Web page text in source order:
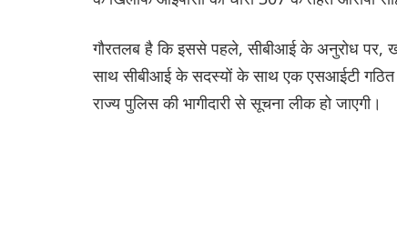
गौरतलब है कि इससे पहले, सीबीआई के अनुरोध पर,
साथ सीबीआई के सदस्यों के साथ एक एसआईटी
राज्य पुलिस की भागीदारी से सूचना लीक हो जाएगी।